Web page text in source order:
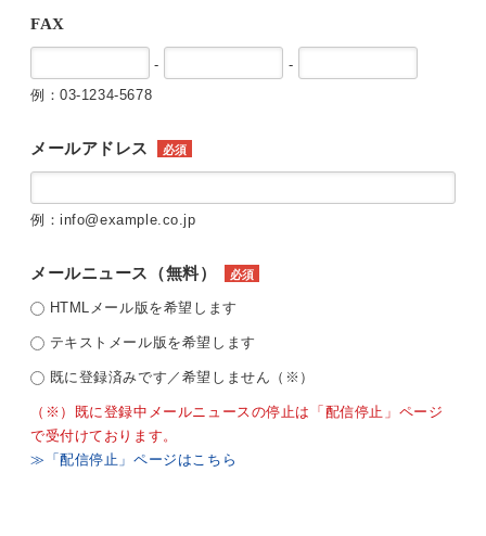
FAX
-
-
例：03-1234-5678
メールアドレス 必須
例：info@example.co.jp
メールニュース（無料） 必須
HTMLメール版を希望します
テキストメール版を希望します
既に登録済みです／希望しません（※）
（※）既に登録中メールニュースの停止は「配信停止」ページ
で受付けております。
≫「配信停止」ページはこちら